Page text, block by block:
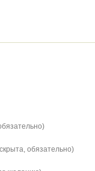
обязательно)